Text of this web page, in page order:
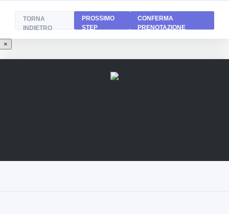
TORNA
INDIETRO
PROSSIMO
STEP
CONFERMA
PRENOTAZIONE
×